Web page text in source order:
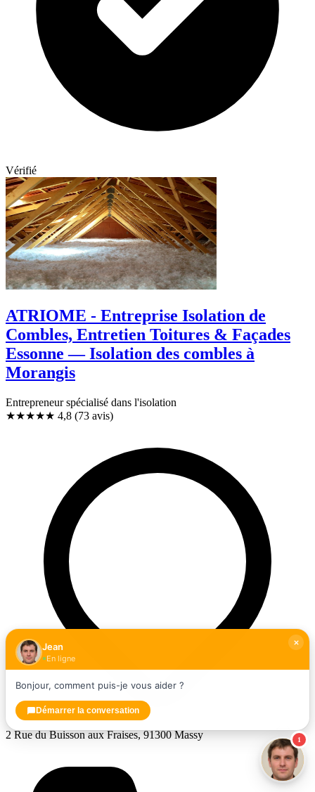
Vérifié
ATRIOME - Entreprise Isolation de
Combles, Entretien Toitures & Façades
Essonne — Isolation des combles à
Morangis
Entrepreneur spécialisé dans l'isolation
★★★★★ 4,8 (73 avis)
2 Rue du Buisson aux Fraises, 91300 Massy 1
Jean
En ligne
Bonjour, comment puis-je vous aider ?
Démarrer la conversation